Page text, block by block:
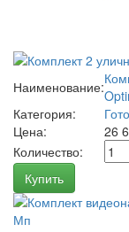
Наименование:
Категория:
Цена:
26
Количество:
Купить